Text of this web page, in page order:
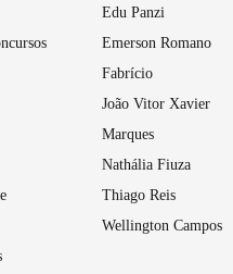
Edu Panzi
Emerson Romano
Fabrício
João Vitor Xavier
Marques
Nathália Fiuza
Thiago Reis
Wellington Campos